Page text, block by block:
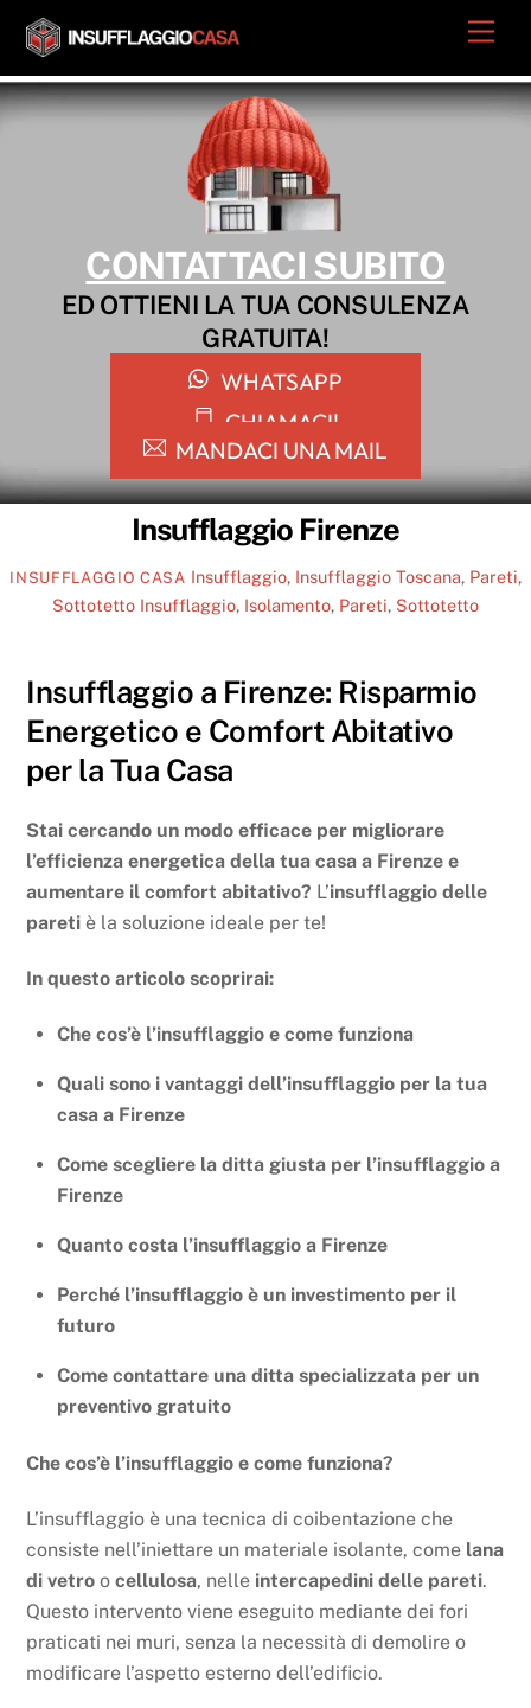
Skip
content
CONTATTACI SUBITO
ED OTTIENI LA TUA CONSULENZA
GRATUITA!
WHATSAPP
CHIAMACI!
MANDACI UNA MAIL
Insufflaggio Firenze
INSUFFLAGGIO CASA Insufflaggio, Insufflaggio Toscana, Pareti,
Sottotetto Insufflaggio, Isolamento, Pareti, Sottotetto
Insufflaggio a Firenze: Risparmio
Energetico e Comfort Abitativo
per la Tua Casa
Stai cercando un modo efficace per migliorare
l’efficienza energetica della tua casa a Firenze e
aumentare il comfort abitativo? L’insufflaggio delle
pareti è la soluzione ideale per te!
In questo articolo scoprirai:
Che cos’è l’insufflaggio e come funziona
Quali sono i vantaggi dell’insufflaggio per la tua
casa a Firenze
Come scegliere la ditta giusta per l’insufflaggio a
Firenze
Quanto costa l’insufflaggio a Firenze
Perché l’insufflaggio è un investimento per il
futuro
Come contattare una ditta specializzata per un
preventivo gratuito
Che cos’è l’insufflaggio e come funziona?
L’insufflaggio è una tecnica di coibentazione che
consiste nell’iniettare un materiale isolante, come lana
di vetro ocellulosa, nelle intercapedini delle pareti.
Questo intervento viene eseguito mediante dei fori
praticati nei muri, senza la necessità di demolire o
modificare l’aspetto esterno dell’edificio.